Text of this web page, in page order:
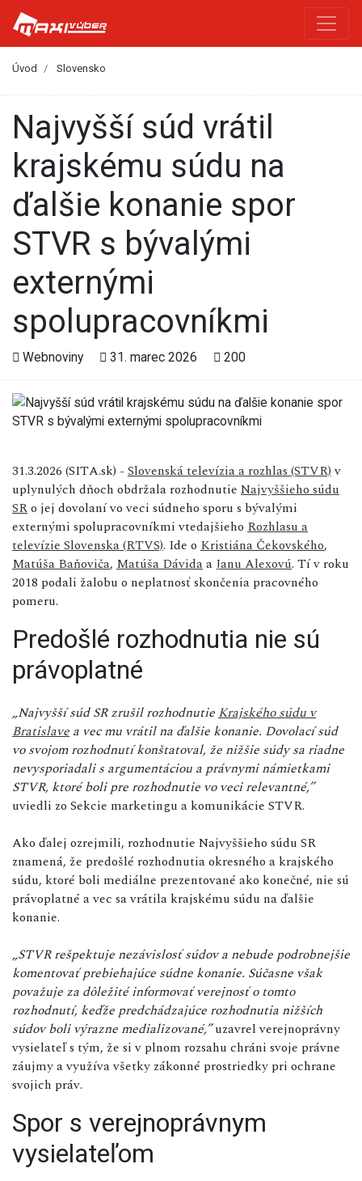
Úvod Slovensko
Najvyšší súd vrátil
krajskému súdu na
ďalšie konanie spor
STVR s bývalými
externými
spolupracovníkmi
Webnoviny 31. marec 2026 200
31.3.2026 (SITA.sk) - Slovenská televízia a rozhlas (STVR)v
uplynulých dňoch obdržala rozhodnutie Najvyššieho súdu
SRo jej dovolaní vo veci súdneho sporu s bývalými
externými spolupracovníkmi vtedajšieho Rozhlasu a
televízie Slovenska (RTVS). Ide o Kristiána Čekovského,
Matúša Baňoviča, Matúša Dávidaa Janu Alexovú. Tí v roku
2018 podali žalobu o neplatnosť skončenia pracovného
pomeru.
Predošlé rozhodnutia nie sú
právoplatné
„Najvyšší súd SR zrušil rozhodnutie Krajského súdu v
Bratislave a vec mu vrátil na ďalšie konanie. Dovolací súd
vo svojom rozhodnutí konštatoval, že nižšie súdy sa riadne
nevysporiadali s argumentáciou a právnymi námietkami
STVR, ktoré boli pre rozhodnutie vo veci relevantné,”
uviedli zo Sekcie marketingu a komunikácie STVR.
Ako ďalej ozrejmili, rozhodnutie Najvyššieho súdu SR
znamená, že predošlé rozhodnutia okresného a krajského
súdu, ktoré boli mediálne prezentované ako konečné, nie sú
právoplatné a vec sa vrátila krajskému súdu na ďalšie
konanie.
„STVR rešpektuje nezávislosť súdov a nebude podrobnejšie
komentovať prebiehajúce súdne konanie. Súčasne však
považuje za dôležité informovať verejnosť o tomto
rozhodnutí, keďže predchádzajúce rozhodnutia nižších
súdov boli výrazne medializované,”uzavrel verejnoprávny
vysielateľ s tým, že si v plnom rozsahu chráni svoje právne
záujmy a využíva všetky zákonné prostriedky pri ochrane
svojich práv.
Spor s verejnoprávnym
vysielateľom